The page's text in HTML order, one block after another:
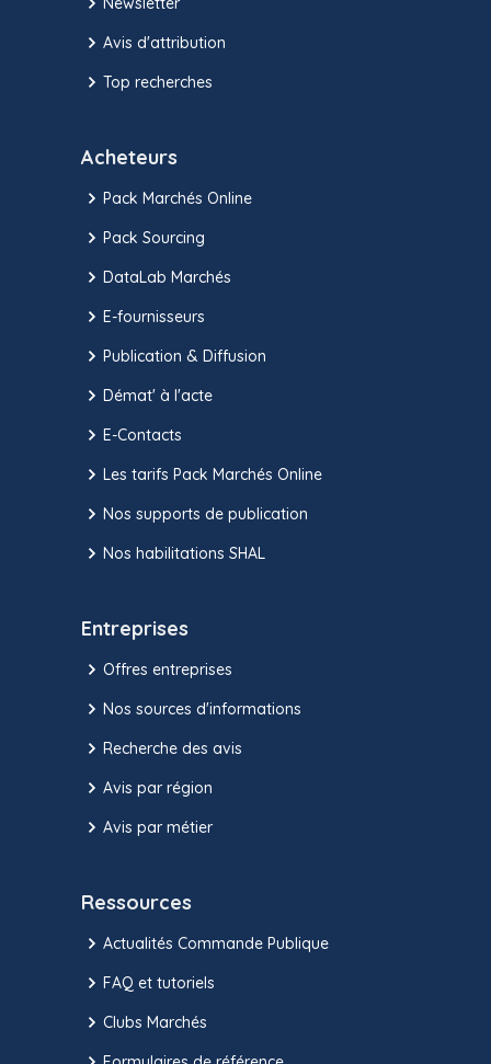
Avis d'attribution
Top recherches
Acheteurs
Pack Marchés Online
Pack Sourcing
DataLab Marchés
E-fournisseurs
Publication & Diffusion
Démat' à l'acte
E-Contacts
Les tarifs Pack Marchés Online
Nos supports de publication
Nos habilitations SHAL
Entreprises
Offres entreprises
Nos sources d'informations
Recherche des avis
Avis par région
Avis par métier
Ressources
Actualités Commande Publique
FAQ et tutoriels
Clubs Marchés